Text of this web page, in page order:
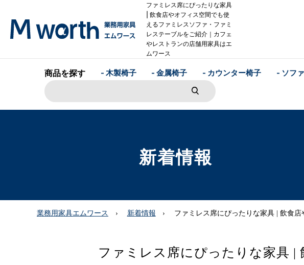
ファミレス席にぴったりな家具
| 飲食店やオフィス空間でも使
えるファミレスソファ・ファミ
レステーブルをご紹介｜カフェ
やレストランの店舗用家具はエ
ムワース
商品を探す - 木製椅子 - 金属椅子 - カウンター椅子 - ソフ
新着情報
業務用家具エムワース 新着情報 ファミレス席にぴったりな家具 | 飲食
ファミレス席にぴったりな家具